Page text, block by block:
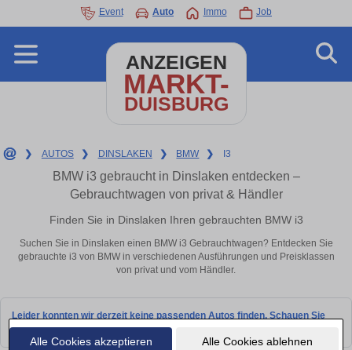
Alle Cookies akzeptieren Alle Cookies ablehnen
Event Auto Immo Job
ANZEIGEN
MARKT-
DUISBURG
❯ AUTOS ❯ DINSLAKEN ❯ BMW ❯ I3
BMW i3 gebraucht in Dinslaken entdecken –
Gebrauchtwagen von privat & Händler
Finden Sie in Dinslaken Ihren gebrauchten BMW i3
Suchen Sie in Dinslaken einen BMW i3 Gebrauchtwagen? Entdecken Sie
gebrauchte i3 von BMW in verschiedenen Ausführungen und Preisklassen
von privat und vom Händler.
Leider konnten wir derzeit keine passenden Autos finden. Schauen Sie
bald wieder vorbei!